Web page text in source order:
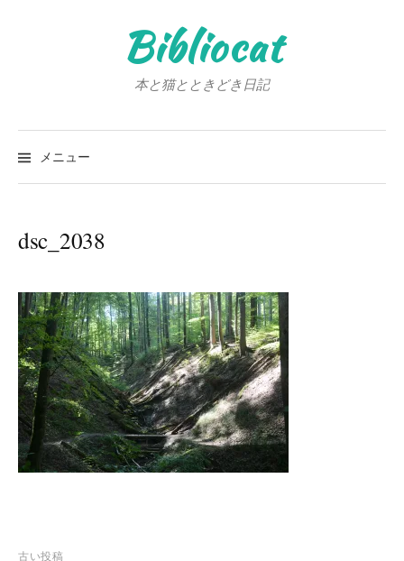
キ
Bibliocat
本と猫とときどき日記
メニュー
検
dsc_2038
古い投稿